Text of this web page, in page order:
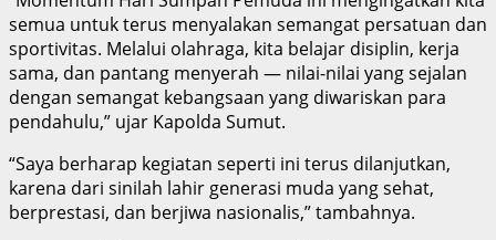
semua untuk terus menyalakan semangat persatuan dan
sportivitas. Melalui olahraga, kita belajar disiplin, kerja
sama, dan pantang menyerah — nilai-nilai yang sejalan
dengan semangat kebangsaan yang diwariskan para
pendahulu,” ujar Kapolda Sumut.
“Saya berharap kegiatan seperti ini terus dilanjutkan,
karena dari sinilah lahir generasi muda yang sehat,
berprestasi, dan berjiwa nasionalis,” tambahnya.